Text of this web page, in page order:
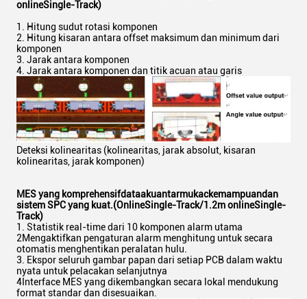
onlineSingle-Track)
1. Hitung sudut rotasi komponen
2. Hitung kisaran antara offset maksimum dan minimum dari
komponen
3. Jarak antara komponen
4. Jarak antara komponen dan titik acuan atau garis
Deteksi kolinearitas (kolinearitas, jarak absolut, kisaran
kolinearitas, jarak komponen)
MES yang komprehensifdataakuantarmukackemampuandan
sistem SPC yang kuat.(OnlineSingle-Track/1.2m onlineSingle-
Track)
1. Statistik real-time dari 10 komponen alarm utama
2Mengaktifkan pengaturan alarm menghitung untuk secara
otomatis menghentikan peralatan hulu.
3. Ekspor seluruh gambar papan dari setiap PCB dalam waktu
nyata untuk pelacakan selanjutnya
4Interface MES yang dikembangkan secara lokal mendukung
format standar dan disesuaikan.